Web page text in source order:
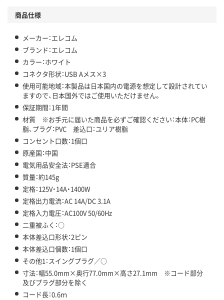
商品仕様
メーカー：エレコム
ブランド：エレコム
カラー：ホワイト
コネクタ形状：USB Aメス×3
使用可能地域：本製品は日本国内の電源を想定して設計されてい
ますので、日本国外ではご使用いただけません。
保証期間：1年間
材質 ※お手元に届いた商品を必ずご確認ください：本体：PC樹
脂、プラグ：PVC 差込口：ユリア樹脂
コンセント口数：1個口
原産国：中国
電気用品安全法：PSE適合
質量：約145g
定格：125V・14A・1400W
定格出力電流：AC 14A/DC 3.1A
定格入力電圧：AC100V 50/60Hz
二重被ふく：○
本体差込口形状：2ピン
本体差込口個数：1個口
その他1：スイングプラグ／○
寸法：幅55.0mm×奥行77.0mm×高さ27.1mm ※コード部分
及びプラグ部分を除く
コード長：0.6ｍ